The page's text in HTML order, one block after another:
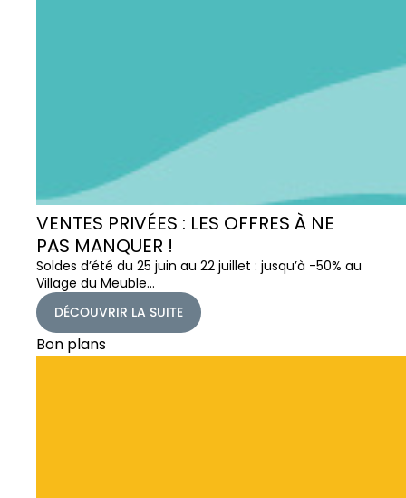
VENTES PRIVÉES : LES OFFRES À NE
PAS MANQUER !
Soldes d’été du 25 juin au 22 juillet : jusqu’à -50% au
Village du Meuble…
DÉCOUVRIR LA SUITE
Bon plans